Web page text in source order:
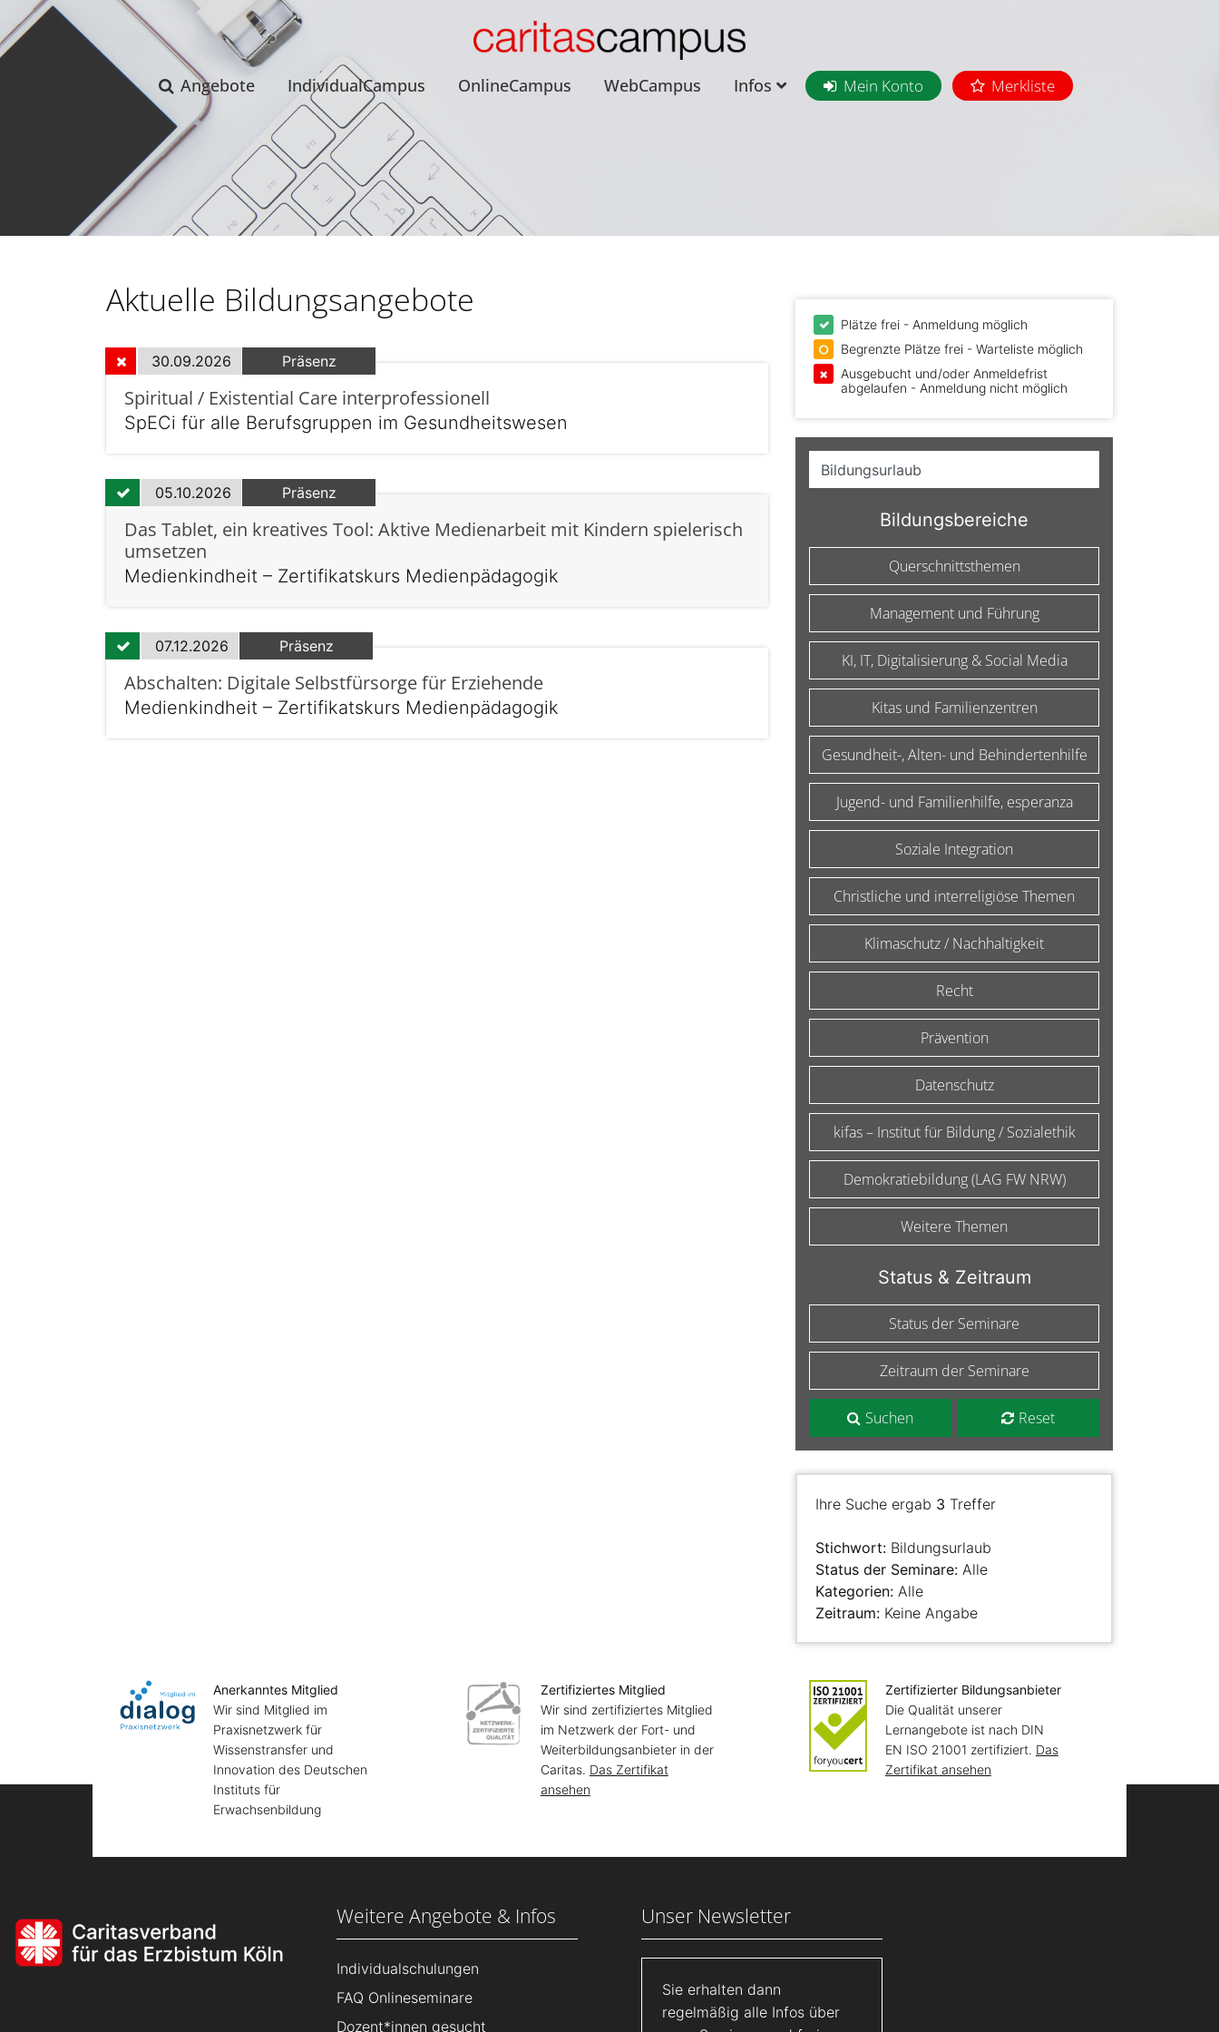
Angebote IndividualCampus OnlineCampus WebCampus Infos Mein Konto Merkliste
Plätze frei - Anmeldung möglich
Begrenzte Plätze frei - Warteliste möglich
Ausgebucht und/oder Anmeldefrist
abgelaufen - Anmeldung nicht möglich
Bildungsbereiche
Querschnittsthemen
Management und Führung
KI, IT, Digitalisierung & Social Media
Kitas und Familienzentren
Gesundheit-, Alten- und Behindertenhilfe
Jugend- und Familienhilfe, esperanza
Soziale Integration
Christliche und interreligiöse Themen
Klimaschutz / Nachhaltigkeit
Recht
Prävention
Datenschutz
kifas – Institut für Bildung / Sozialethik
Demokratiebildung (LAG FW NRW)
Weitere Themen
Status & Zeitraum
Status der Seminare
Zeitraum der Seminare
Suchen Reset
Ihre Suche ergab 3 Treffer
Stichwort: Bildungsurlaub
Status der Seminare: Alle
Kategorien: Alle
Zeitraum: Keine Angabe
Aktuelle Bildungsangebote
30.09.2026 Präsenz
Spiritual / Existential Care interprofessionell
SpECi für alle Berufsgruppen im Gesundheitswesen
05.10.2026 Präsenz
Das Tablet, ein kreatives Tool: Aktive Medienarbeit mit Kindern spielerisch
umsetzen
Medienkindheit – Zertifikatskurs Medienpädagogik
07.12.2026 Präsenz
Abschalten: Digitale Selbstfürsorge für Erziehende
Medienkindheit – Zertifikatskurs Medienpädagogik
Anerkanntes Mitglied
Wir sind Mitglied im
Praxisnetzwerk für
Wissenstransfer und
Innovation des Deutschen
Instituts für
Erwachsenbildung
Zertifiziertes Mitglied
Wir sind zertifiziertes Mitglied
im Netzwerk der Fort- und
Weiterbildungsanbieter in der
Caritas. Das Zertifikat
ansehen
Zertifizierter Bildungsanbieter
Die Qualität unserer
Lernangebote ist nach DIN
EN ISO 21001 zertifiziert. Das
Zertifikat ansehen
Weitere Angebote & Infos
Individualschulungen
FAQ Onlineseminare
Dozent*innen gesucht
Unser Newsletter
Sie erhalten dann
regelmäßig alle Infos über